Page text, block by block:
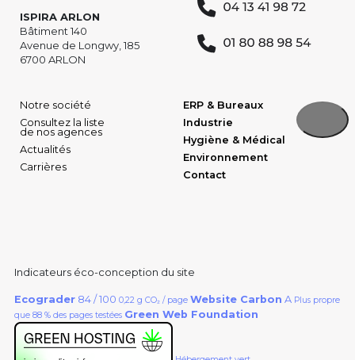
ISPIRA ARLON
Bâtiment 140
Avenue de Longwy, 185
6700 ARLON
Notre société
Consultez la liste
de nos agences
Actualités
Carrières
ERP & Bureaux
Industrie
Hygiène & Médical
Environnement
Contact
Indicateurs éco-conception du site
Ecograder 84 / 100 0,22 g CO₂ / page Website Carbon A Plus propre
que 88 % des pages testées Green Web Foundation